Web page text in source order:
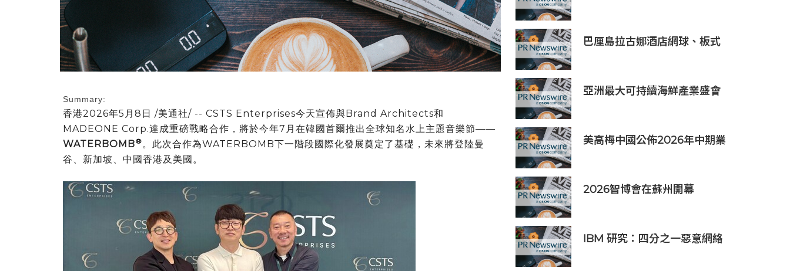
Summary:
香港2026年5月8日 /美通社/ -- CSTS Enterprises今天宣佈與Brand Architects和
MADEONE Corp.達成重磅戰略合作，將於今年7月在韓國首爾推出全球知名水上主題音樂節——
WATERBOMB®。此次合作為WATERBOMB下一階段國際化發展奠定了基礎，未來將登陸曼
谷、新加坡、中國香港及美國。
模糊問題
巴厘島拉古娜酒店網球、板式
亞洲最大可持續海鮮產業盛會
益相關方將親臨現場
美高梅中國公佈2026年中期業
2026智博會在蘇州開幕
IBM 研究：四分之一惡意網絡